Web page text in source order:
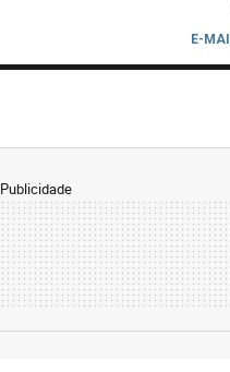
E-
Publicidade